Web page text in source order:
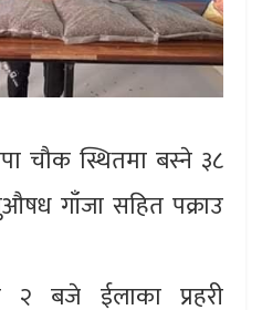
चौक स्थितमा बस्ने ३८
गाँजा सहित पक्राउ
बजे ईलाका प्रहरी